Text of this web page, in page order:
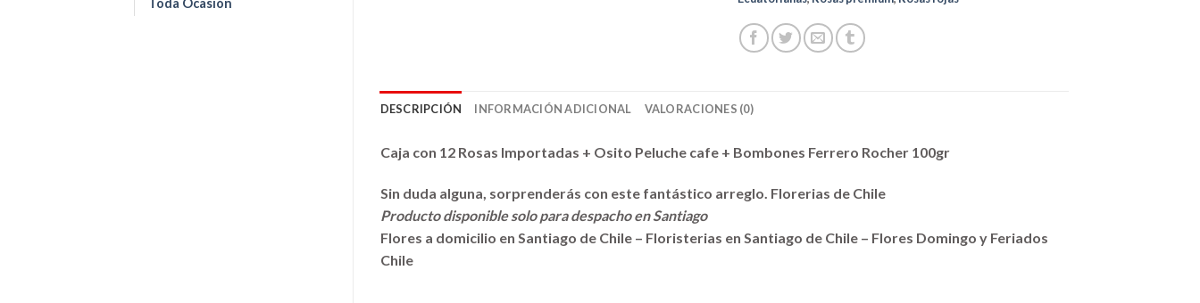
DESCRIPCIÓN INFORMACIÓN ADICIONAL VALORACIONES (0)
Caja con 12 Rosas Importadas + Osito Peluche cafe + Bombones Ferrero Rocher 100gr
Sin duda alguna, sorprenderás con este fantástico arreglo. Florerias de Chile
Producto disponible solo para despacho en Santiago
Flores a domicilio en Santiago de Chile – Floristerias en Santiago de Chile – Flores Domingo y Feriados
Chile